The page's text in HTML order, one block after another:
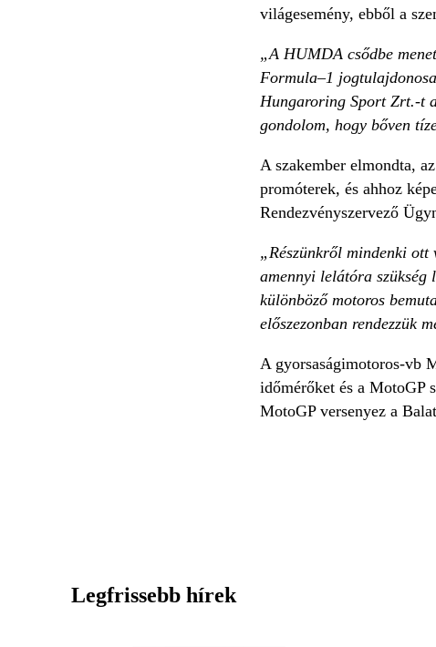
világesemény, ebből a
„A HUMDA csődbe
Formula–1
Hungaroring Sport Zrt.-t
gondolom, hogy bőven
A szakember elmondta,
promóterek, és ahhoz
Rendezvényszervező
„Részünkről mindenki ott
amennyi lelátóra szükség
különböző motoros
előszezonban rendezzük
A gyorsaságimotoros-vb
időmérőket és a MotoGP
MotoGP versenyez a
Legfrissebb hírek